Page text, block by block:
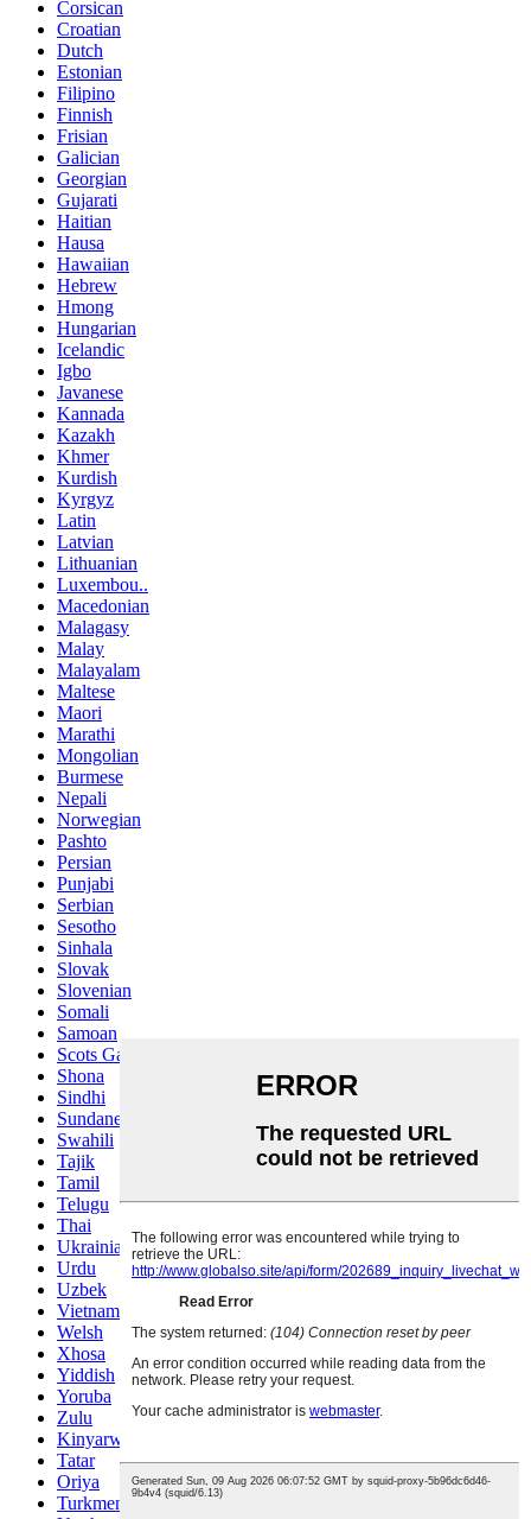
Corsican
Croatian
Dutch
Estonian
Filipino
Finnish
Frisian
Galician
Georgian
Gujarati
Haitian
Hausa
Hawaiian
Hebrew
Hmong
Hungarian
Icelandic
Igbo
Javanese
Kannada
Kazakh
Khmer
Kurdish
Kyrgyz
Latin
Latvian
Lithuanian
Luxembou..
Macedonian
Malagasy
Malay
Malayalam
Maltese
Maori
Marathi
Mongolian
Burmese
Nepali
Norwegian
Pashto
Persian
Punjabi
Serbian
Sesotho
Sinhala
Slovak
Slovenian
Somali
Samoan
Scots Gaelic
Shona
Sindhi
Sundanese
Swahili
Tajik
Tamil
Telugu
Thai
Ukrainian
Urdu
Uzbek
Vietnamese
Welsh
Xhosa
Yiddish
Yoruba
Zulu
Kinyarwanda
Tatar
Oriya
Turkmen